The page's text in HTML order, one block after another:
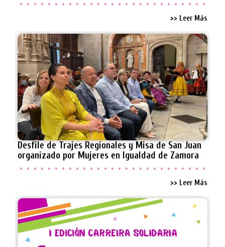
>> Leer Más
Desfile de Trajes Regionales y Misa de San Juan
organizado por Mujeres en Igualdad de Zamora
>> Leer Más